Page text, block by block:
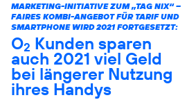
MARKETING-INITIATIVE ZUM „TAG NIX“ –
FAIRES KOMBI-ANGEBOT FÜR TARIF UND
SMARTPHONE WIRD 2021 FORTGESETZT:
O2 Kunden sparen
auch 2021 viel Geld
bei längerer Nutzung
ihres Handys